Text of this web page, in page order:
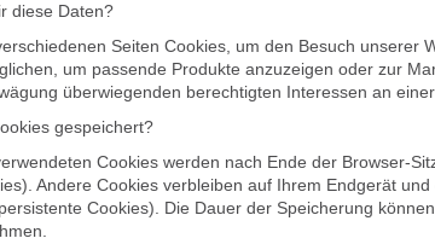
diese Daten?
Seiten Cookies, um den Besuch unserer
um passende Produkte anzuzeigen oder zur
überwiegenden berechtigten Interessen an
gespeichert?
Cookies werden nach Ende der Browser-
Andere Cookies verbleiben auf Ihrem Endgerät
Cookies). Die Dauer der Speicherung